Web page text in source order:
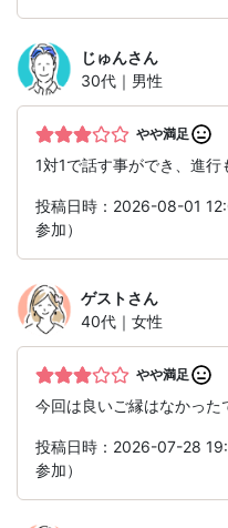
じゅんさん
30代｜男性
やや満足
1対1で話す事ができ、進
投稿日時：2026-08-01
参加）
ゲストさん
40代｜女性
やや満足
今回は良いご縁はなかった
投稿日時：2026-07-28
参加）